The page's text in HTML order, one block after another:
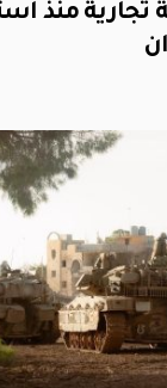
سفينة تجارية منذ